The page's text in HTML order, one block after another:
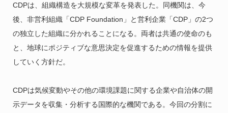
CDPは、組織構造を大規模な変革を発表した。同機関は、今
後、非営利組織「CDP Foundation」と営利企業「CDP」の2つ
の独立した組織に分かれることになる。両者は共通の使命のも
と、地球にポジティブな意思決定を促進するための情報を提供
していく方針だ。
CDPは気候変動やその他の環境課題に関する企業や自治体の開
示データを収集・分析する国際的な機関である。今回の分割に